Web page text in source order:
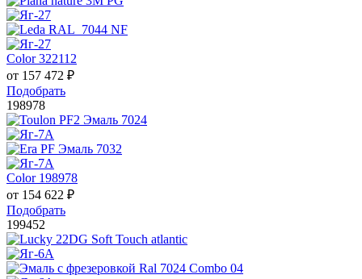
Color 322112
от 157 472 ₽
Подобрать
198978
Color 198978
от 154 622 ₽
Подобрать
199452